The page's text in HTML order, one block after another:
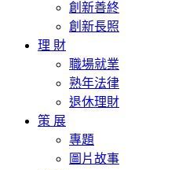
創新善終
創新長照
理 財
職場就業
熟年法律
退休理財
策 展
專題
圖片故事